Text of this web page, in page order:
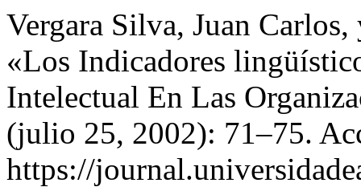
Vergara Silva, Juan
«Los Indicadores
Intelectual En Las
(julio 25, 2002): 71–75.
https://